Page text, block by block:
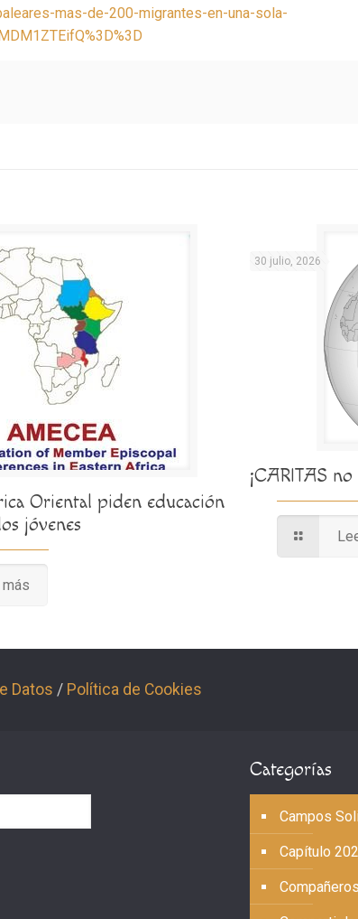
mas-de-200-migrantes-en-una-sola-
Oriental piden educación
jóvenes
30 julio, 2026
¡CARITAS
Datos / Política de Cookies
Categorías
Campos
Capítulo